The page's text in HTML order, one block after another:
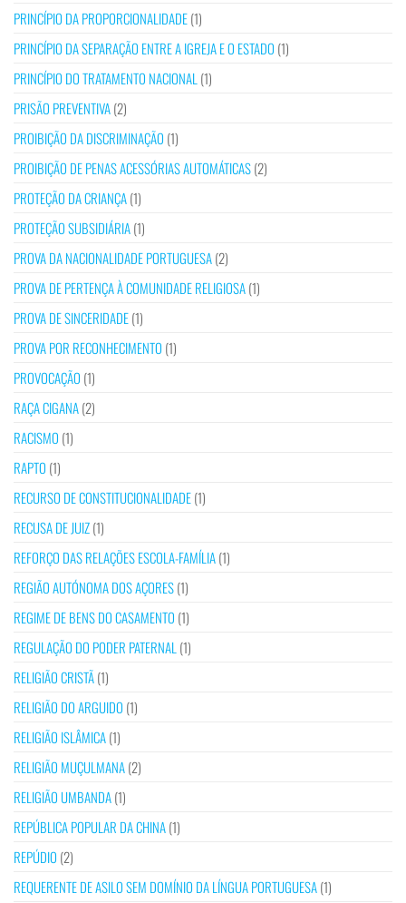
PRINCÍPIO DA PROPORCIONALIDADE(1)
PRINCÍPIO DA SEPARAÇÃO ENTRE A IGREJA E O ESTADO (1)
PRINCÍPIO DO TRATAMENTO NACIONAL (1)
PRISÃO PREVENTIVA(2)
PROIBIÇÃO DA DISCRIMINAÇÃO (1)
PROIBIÇÃO DE PENAS ACESSÓRIAS AUTOMÁTICAS(2)
PROTEÇÃO DA CRIANÇA(1)
PROTEÇÃO SUBSIDIÁRIA(1)
PROVA DA NACIONALIDADE PORTUGUESA(2)
PROVA DE PERTENÇA À COMUNIDADE RELIGIOSA(1)
PROVA DE SINCERIDADE(1)
PROVA POR RECONHECIMENTO (1)
PROVOCAÇÃO (1)
RAÇA CIGANA(2)
RACISMO (1)
RAPTO (1)
RECURSO DE CONSTITUCIONALIDADE(1)
RECUSA DE JUIZ(1)
REFORÇO DAS RELAÇÕES ESCOLA-FAMÍLIA(1)
REGIÃO AUTÓNOMA DOS AÇORES(1)
REGIME DE BENS DO CASAMENTO (1)
REGULAÇÃO DO PODER PATERNAL (1)
RELIGIÃO CRISTÃ(1)
RELIGIÃO DO ARGUIDO (1)
RELIGIÃO ISLÂMICA(1)
RELIGIÃO MUÇULMANA(2)
RELIGIÃO UMBANDA(1)
REPÚBLICA POPULAR DA CHINA(1)
REPÚDIO (2)
REQUERENTE DE ASILO SEM DOMÍNIO DA LÍNGUA PORTUGUESA(1)